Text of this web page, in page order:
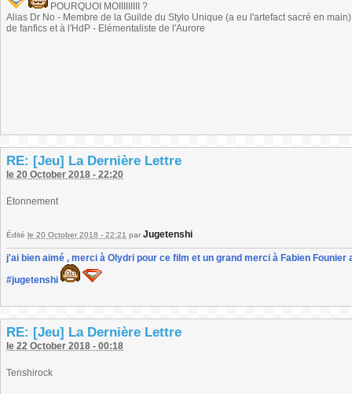
POURQUOI MOIIIIIIIII ?
Alias Dr No - Membre de la Guilde du Stylo Unique (a eu l'artefact sacré en
de fanfics et à l'HdP - Elémentaliste de l'Aurore
RE: [Jeu] La Dernière Lettre
le 20 October 2018 - 22:20
Étonnement
Édité le 20 October 2018 - 22:21 par Jugetenshi
j'ai bien aimé , merci à Olydri pour ce film et un grand merci à Fabien
#jugetenshi
RE: [Jeu] La Dernière Lettre
le 22 October 2018 - 00:18
Tenshirock